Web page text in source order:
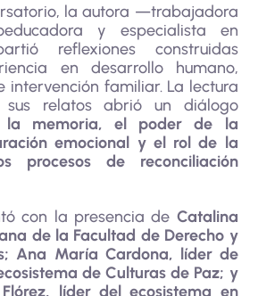
la autora —trabajadora
y especialista en
reflexiones construidas
en desarrollo humano,
intervención familiar. La lectura
relatos abrió un diálogo
la memoria, el poder de la
emocional y el rol de la
procesos de reconciliación
con la presencia de Catalina
de la Facultad de Derecho y
Ana María Cardona, líder de
de Culturas de Paz; y
líder del ecosistema en